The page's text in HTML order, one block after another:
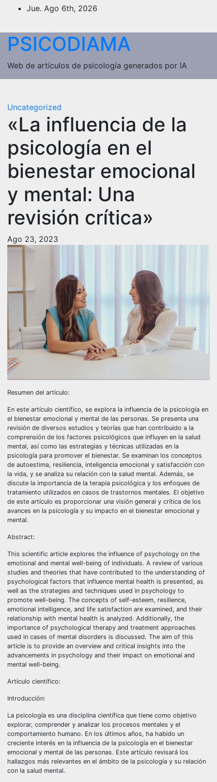
Saltar Jue. Ago 6th, 2026
PSICODIAMA
Web de artículos de psicología generados por IA
Uncategorized
«La influencia de la
psicología en el
bienestar emocional
y mental: Una
revisión crítica»
Ago 23, 2023
Resumen del artículo:
En este artículo científico, se explora la influencia de la psicología en
el bienestar emocional y mental de las personas. Se presenta una
revisión de diversos estudios y teorías que han contribuido a la
comprensión de los factores psicológicos que influyen en la salud
mental, así como las estrategias y técnicas utilizadas en la
psicología para promover el bienestar. Se examinan los conceptos
de autoestima, resiliencia, inteligencia emocional y satisfacción con
la vida, y se analiza su relación con la salud mental. Además, se
discute la importancia de la terapia psicológica y los enfoques de
tratamiento utilizados en casos de trastornos mentales. El objetivo
de este artículo es proporcionar una visión general y crítica de los
avances en la psicología y su impacto en el bienestar emocional y
mental.
Abstract:
This scientific article explores the influence of psychology on the
emotional and mental well-being of individuals. A review of various
studies and theories that have contributed to the understanding of
psychological factors that influence mental health is presented, as
well as the strategies and techniques used in psychology to
promote well-being. The concepts of self-esteem, resilience,
emotional intelligence, and life satisfaction are examined, and their
relationship with mental health is analyzed. Additionally, the
importance of psychological therapy and treatment approaches
used in cases of mental disorders is discussed. The aim of this
article is to provide an overview and critical insights into the
advancements in psychology and their impact on emotional and
mental well-being.
Artículo científico:
Introducción:
La psicología es una disciplina científica que tiene como objetivo
explorar, comprender y analizar los procesos mentales y el
comportamiento humano. En los últimos años, ha habido un
creciente interés en la influencia de la psicología en el bienestar
emocional y mental de las personas. Este artículo revisará los
hallazgos más relevantes en el ámbito de la psicología y su relación
con la salud mental.